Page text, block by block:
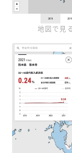
地図で見